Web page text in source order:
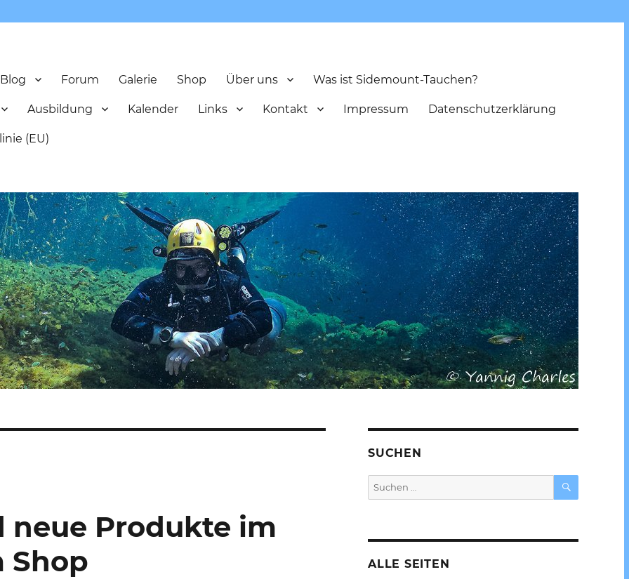
Blog Forum Galerie Shop Über uns Was ist Sidemount-Tauchen?
Ausbildung Kalender Links Kontakt Impressum Datenschutzerklärung
(EU)
neue Produkte im
Shop
SUCHEN
Suchen
nach:
SUCHEN
ALLE SEITEN